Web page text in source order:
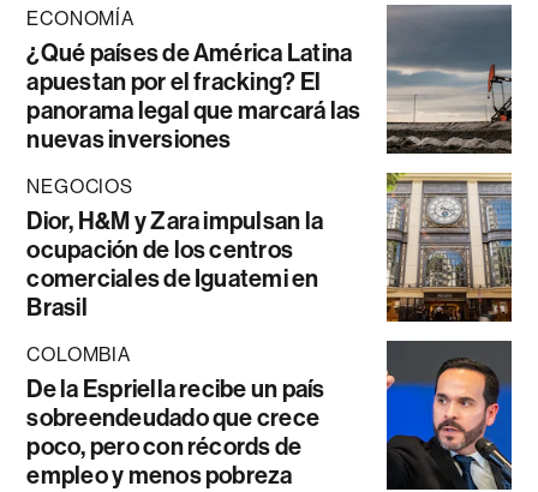
ECONOMÍA
¿Qué países de América Latina
apuestan por el fracking? El
panorama legal que marcará las
nuevas inversiones
NEGOCIOS
Dior, H&M y Zara impulsan la
ocupación de los centros
comerciales de Iguatemi en
Brasil
COLOMBIA
De la Espriella recibe un país
sobreendeudado que crece
poco, pero con récords de
empleo y menos pobreza